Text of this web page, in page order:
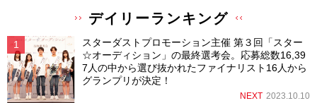
デイリーランキング
スターダストプロモーション主催 第３回「スター
☆オーディション」の最終選考会。応募総数16,39
7人の中から選び抜かれたファイナリスト16人から
グランプリが決定！
NEXT 2023.10.10